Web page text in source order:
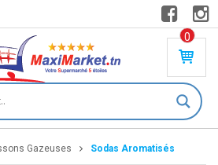
0
PR
DU
IT(
S)
Gazeuses Sodas Aromatisés